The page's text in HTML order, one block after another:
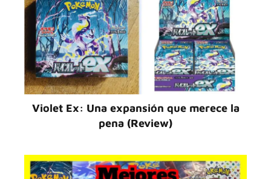
Violet Ex: Una expansión que merece la
pena (Review)